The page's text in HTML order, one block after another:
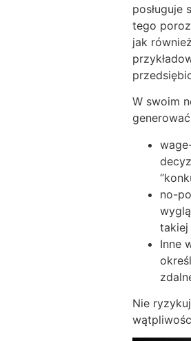
posługuje
tego
jak
W swoim
no-
takiej
Inne
Nie